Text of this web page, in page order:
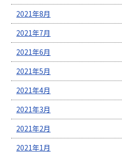
2021年8月
2021年7月
2021年6月
2021年5月
2021年4月
2021年3月
2021年2月
2021年1月